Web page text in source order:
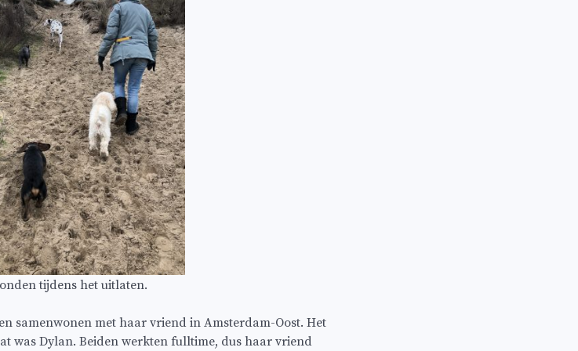
tijdens het uitlaten.
samenwonen met haar vriend in Amsterdam-Oost. Het
was Dylan. Beiden werkten fulltime, dus haar vriend